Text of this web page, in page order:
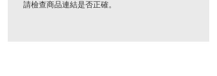
請檢查商品連結是否正確。